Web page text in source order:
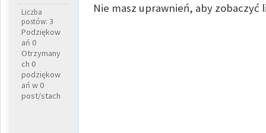
Liczba
postów: 3
Podziękow
ań 0
Otrzymany
ch 0
podziękow
ań w 0
post/stach
Nie masz uprawnień, aby zobaczyć